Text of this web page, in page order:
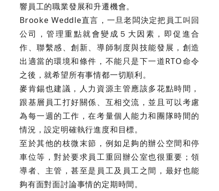
響員工的職業發展和升遷機會。
Brooke Weddle直言，一旦老闆決定把員工叫回
公司，管理重點就會變成５大因素，即促進合
作、聯繫感、創新、導師制度與技能發展，創造
出適當的環境和條件，不能只是下一道RTO命令
之後，就希望所有事情都一切順利。
麥肯錫也建議，人力資源主管應該多花點時間，
跟基層員工打好關係、互相交流，並且可以考慮
為每一週的工作，在考量個人能力和團隊時間的
情況，設定明確執行進度和目標。
至於其他的枝微末節，例如足夠的辦公空間和停
車位等，對於要求員工重回辦公室也很重要；領
導者、主管，甚至是員工及員工之間，最好也能
夠有面對面討論事情的定期時間。